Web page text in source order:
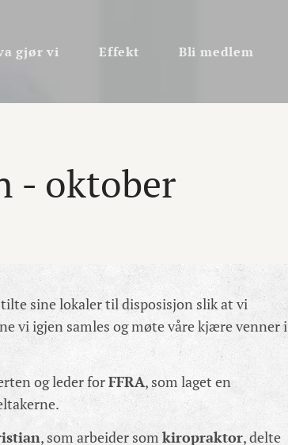
gjør vi Effekt Bli medlem
- oktober
sine lokaler til disposisjon slik at vi
vi igjen samles og møte våre kjære venner i
og leder forFFRA, som laget en
, som arbeider som kiropraktor, delte